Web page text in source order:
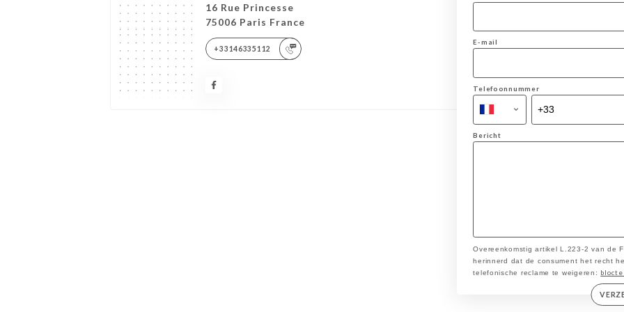
16 Rue Princesse
75006 Paris France
+33146335112
E-mail
Telefoonnummer
Bericht
Overeenkomstig artikel L.223-2 van de
herinnerd dat de consument het recht
telefonische reclame te weigeren: